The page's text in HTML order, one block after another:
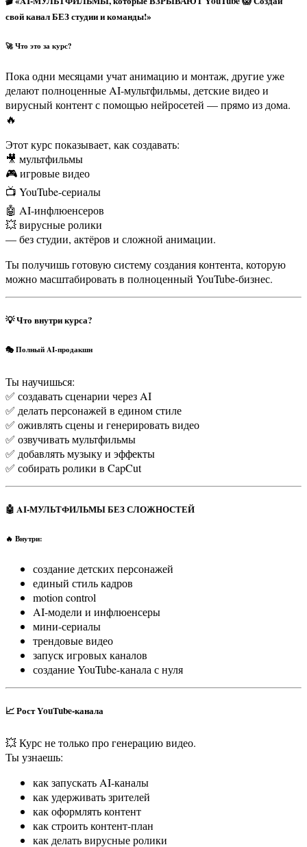
свой канал БЕЗ студии и команды!»
🚀 Что это за курс?
Пока одни месяцами учат анимацию и монтаж, другие уже
делают полноценные AI-мультфильмы, детские видео и
вирусный контент с помощью нейросетей — прямо из дома.
🔥
Этот курс показывает, как создавать:
🎥 мультфильмы
🎮 игровые видео
📺 YouTube-сериалы
🤖 AI-инфлюенсеров
💥 вирусные ролики
— без студии, актёров и сложной анимации.
Ты получишь готовую систему создания контента, которую
можно масштабировать в полноценный YouTube-бизнес.
💡 Что внутри курса?
🎭 Полный AI-продакшн
Ты научишься:
✅ создавать сценарии через AI
✅ делать персонажей в едином стиле
✅ оживлять сцены и генерировать видео
✅ озвучивать мультфильмы
✅ добавлять музыку и эффекты
✅ собирать ролики в CapCut
🤖 AI-МУЛЬТФИЛЬМЫ БЕЗ СЛОЖНОСТЕЙ
🔥 Внутри:
создание детских персонажей
единый стиль кадров
motion control
AI-модели и инфлюенсеры
мини-сериалы
трендовые видео
запуск игровых каналов
создание YouTube-канала с нуля
📈 Рост YouTube-канала
💥 Курс не только про генерацию видео.
Ты узнаешь:
как запускать AI-каналы
как удерживать зрителей
как оформлять контент
как строить контент-план
как делать вирусные ролики